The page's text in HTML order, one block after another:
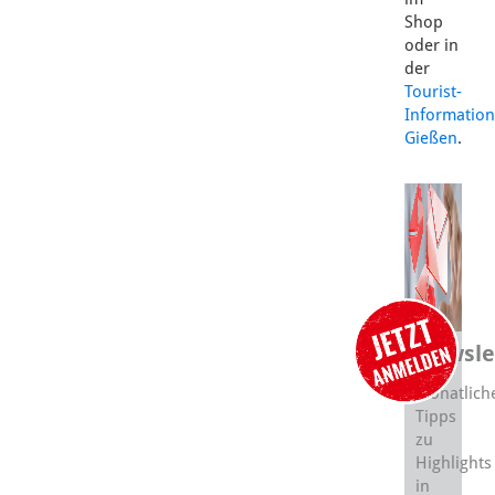
Shop
oder in
der
Tourist-
Information
Gießen.
Tipps
zu
Highlights
in